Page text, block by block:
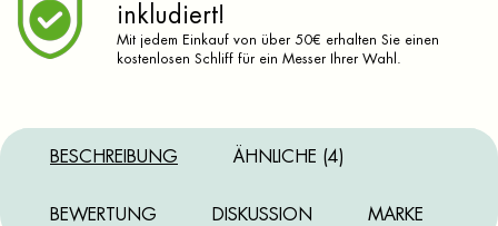
inkludiert!
Mit jedem Einkauf von über 50€ erhalten Sie einen
kostenlosen Schliff für ein Messer Ihrer Wahl.
BESCHREIBUNG ÄHNLICHE (4)
BEWERTUNG DISKUSSION MARKE